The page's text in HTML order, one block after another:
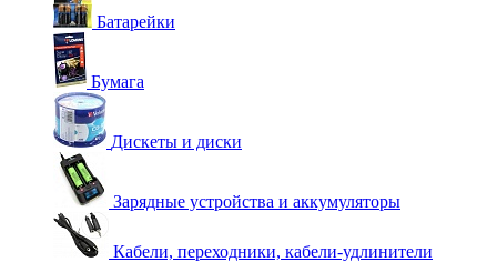
Батарейки
Бумага
Дискеты и диски
Зарядные устройства и аккумуляторы
Кабели, переходники, кабели-удлинители